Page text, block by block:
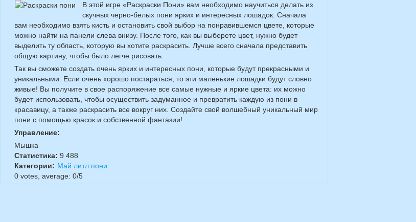
В этой игре «Раскраски Пони» вам необходимо научиться делать из
скучных черно-белых пони ярких и интересных лошадок. Сначала
вам необходимо взять кисть и остановить свой выбор на понравившемся цвете, которые
можно найти на панели слева внизу. После того, как вы выберете цвет, нужно будет
выделить ту область, которую вы хотите раскрасить. Лучше всего сначала представить
общую картину, чтобы было легче рисовать.
Так вы сможете создать очень ярких и интересных пони, которые будут прекрасными и
уникальными. Если очень хорошо постараться, то эти маленькие лошадки будут словно
живые! Вы получите в свое распоряжение все самые нужные и яркие цвета: их можно
будет использовать, чтобы осуществить задуманное и превратить каждую из пони в
красавицу, а также раскрасить все вокруг них. Создайте свой волшебный уникальный мир
пони с помощью красок и собственной фантазии!
Управление:
Мышка
Статистика: 9 488
Категории: Май литл пони
0 votes, average: 0/5